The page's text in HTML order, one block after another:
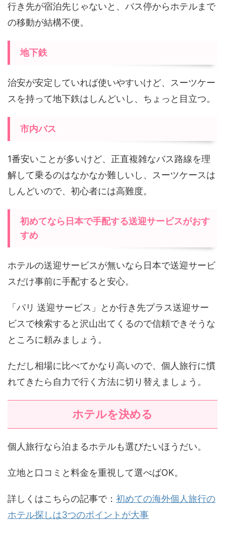
行き先が宿泊先じゃないと、バス停からホテルまで
の移動が結構不便。
地下鉄
治安が安定していれば使いやすいけど、スーツケー
スを持って地下鉄はしんどいし、ちょっと目立つ。
市内バス
1番安いことが多いけど、正直複雑なバス路線を理
解して乗るのはなかなか難しいし、スーツケースは
しんどいので、初心者には高難度。
初めてなら日本で手配する送迎サービスがおす
すめ
ホテルの送迎サービスが無いなら日本で送迎サービ
スだけ事前に手配すると安心。
「パリ 送迎サービス」とか行き先プラス送迎サー
ビスで検索すると沢山出てくるので信頼できそうな
ところに頼みましょう。
ただし相場に比べてかなり高いので、個人旅行に慣
れてきたら自力で行く方法に切り替えましょう。
ホテルを決める
個人旅行なら泊まるホテルも選びたいほうだい。
立地と口コミと料金を重視して選べばOK。
詳しくはこちらの記事で： 初めての海外個人旅行の
ホテル探しは3つのポイントが大事